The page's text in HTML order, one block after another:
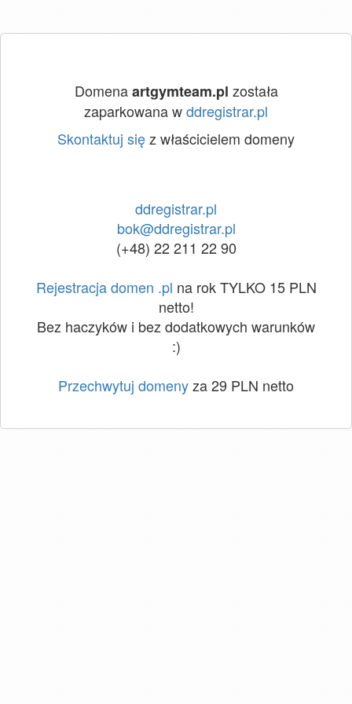
Domenaartgymteam.pl została
zaparkowana wddregistrar.pl
Skontaktuj sięz właścicielem domeny
ddregistrar.pl
bok@ddregistrar.pl
(+48) 22 211 22 90
Rejestracja domen .pl na rok TYLKO 15 PLN
netto!
Bez haczyków i bez dodatkowych warunków
:)
Przechwytuj domenyza 29 PLN netto